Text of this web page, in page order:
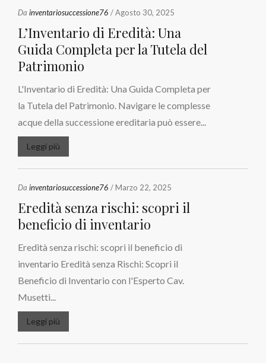
Da inventariosuccessione76 / Agosto 30, 2025
L’Inventario di Eredità: Una
Guida Completa per la Tutela del
Patrimonio
L'Inventario di Eredità: Una Guida Completa per
la Tutela del Patrimonio. Navigare le complesse
acque della successione ereditaria può essere...
Leggi più
Da inventariosuccessione76 / Marzo 22, 2025
Eredità senza rischi: scopri il
beneficio di inventario
Eredità senza rischi: scopri il beneficio di
inventario Eredità senza Rischi: Scopri il
Beneficio di Inventario con l'Esperto Cav.
Musetti...
Leggi più